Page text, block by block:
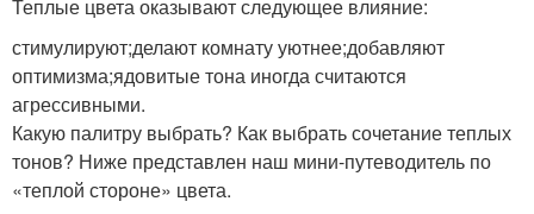
Теплые цвета оказывают следующее влияние:
стимулируют;делают комнату уютнее;добавляют
оптимизма;ядовитые тона иногда считаются
агрессивными.
Какую палитру выбрать? Как выбрать сочетание теплых
тонов? Ниже представлен наш мини-путеводитель по
«теплой стороне» цвета.